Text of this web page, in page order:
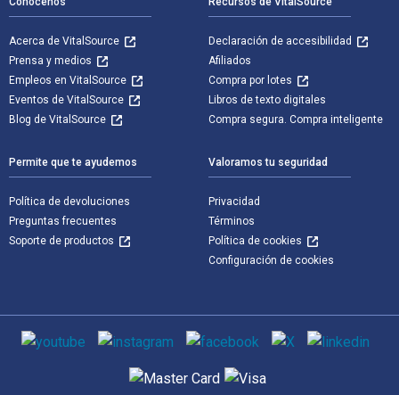
Acerca de VitalSource
Prensa y medios
Empleos en VitalSource
Eventos de VitalSource
Blog de VitalSource
Declaración de accesibilidad
Afiliados
Compra por lotes
Libros de texto digitales
Compra segura. Compra inteligente
Permite que te ayudemos
Política de devoluciones
Preguntas frecuentes
Soporte de productos
Valoramos tu seguridad
Privacidad
Términos
Política de cookies
Configuración de cookies
Medios de comunicación social
Métodos de pago admitidos